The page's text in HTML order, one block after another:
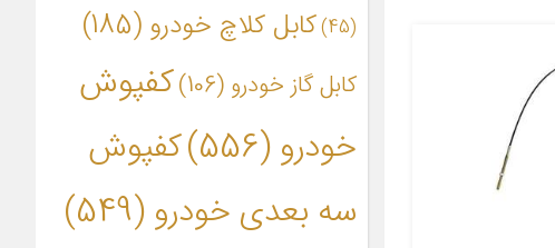
(45)
کابل کلاچ خودرو (185)
کابل گاز خودرو (106)
کفپوش
خودرو(556)
کفپوش
سه بعدی خودرو(549)